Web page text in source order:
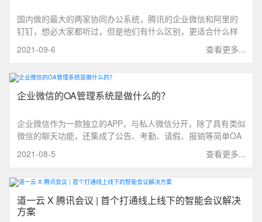
国内做的最大的两家协同办公系统，腾讯的企业微信和阿里的
钉钉，想必大家都听过，但是他们有什么区别，更适合什么样
查看更多...
2021-09-6
企业微信的OA管理系统是做什么的？
企业微信作为一款独立的APP，与私人微信分开，除了具有类似
微信的聊天功能，还集成了公告、考勤、请假、报销等简单OA
功能。如果想要更多功能需求，可以通过托管第三方应用来更
好实现企业oa办公。
查看更多...
2021-08-5
道一云 X 腾讯会议 | 首个打通线上线下的智能会议解决
方案